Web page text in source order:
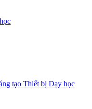
tạo Thiết bị Dạy học